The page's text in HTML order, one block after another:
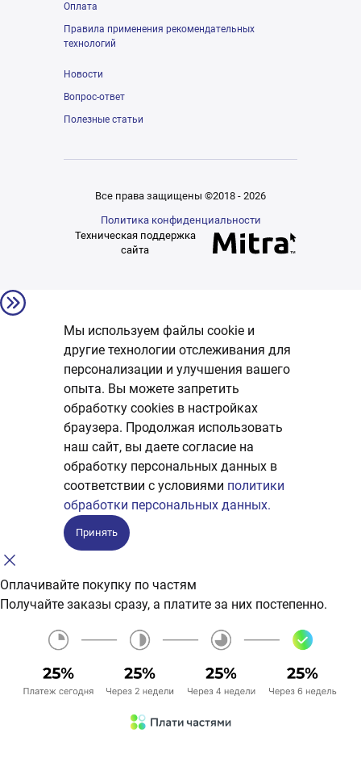
Оплата
Правила применения рекомендательных
технологий
Новости
Вопрос-ответ
Полезные статьи
Все права защищены ©2018 - 2026
Политика конфиденциальности
Техническая поддержка
сайта
Мы используем файлы cookie и
другие технологии отслеживания для
персонализации и улучшения вашего
опыта. Вы можете запретить
обработку сookies в настройках
браузера. Продолжая использовать
наш сайт, вы даете согласие на
обработку персональных данных в
соответствии с условиями политики
обработки персональных данных.
Принять
Оплачивайте покупку по частям
Получайте заказы сразу, а платите за них постепенно.